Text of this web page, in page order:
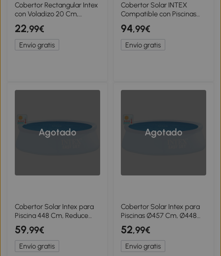
Cobertor Rectangular Intex
con Voladizo 20 Cm,
460x226 Cm, Azul Marino
22,99€
Envío gratis
Cobertor Solar INTEX
Compatible con Piscinas
732x366 Cm, Azul
94,99€
Envío gratis
Agotado
Cobertor Solar Intex para
Piscina 448 Cm, Reduce
Evaporación Hasta 95%,
Azul
59,99€
Envío gratis
Agotado
Cobertor Solar Intex para
Piscinas Ø457 Cm, Ø448
Cm, Azul
52,99€
Envío gratis